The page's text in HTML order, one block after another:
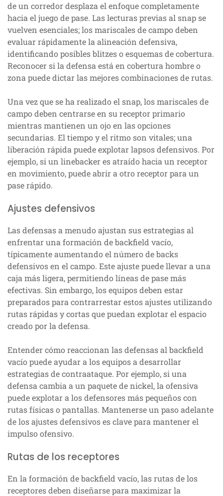
de un corredor desplaza el enfoque completamente
hacia el juego de pase. Las lecturas previas al snap se
vuelven esenciales; los mariscales de campo deben
evaluar rápidamente la alineación defensiva,
identificando posibles blitzes o esquemas de cobertura.
Reconocer si la defensa está en cobertura hombre o
zona puede dictar las mejores combinaciones de rutas.
Una vez que se ha realizado el snap, los mariscales de
campo deben centrarse en su receptor primario
mientras mantienen un ojo en las opciones
secundarias. El tiempo y el ritmo son vitales; una
liberación rápida puede explotar lapsos defensivos. Por
ejemplo, si un linebacker es atraído hacia un receptor
en movimiento, puede abrir a otro receptor para un
pase rápido.
Ajustes defensivos
Las defensas a menudo ajustan sus estrategias al
enfrentar una formación de backfield vacío,
típicamente aumentando el número de backs
defensivos en el campo. Este ajuste puede llevar a una
caja más ligera, permitiendo líneas de pase más
efectivas. Sin embargo, los equipos deben estar
preparados para contrarrestar estos ajustes utilizando
rutas rápidas y cortas que puedan explotar el espacio
creado por la defensa.
Entender cómo reaccionan las defensas al backfield
vacío puede ayudar a los equipos a desarrollar
estrategias de contraataque. Por ejemplo, si una
defensa cambia a un paquete de nickel, la ofensiva
puede explotar a los defensores más pequeños con
rutas físicas o pantallas. Mantenerse un paso adelante
de los ajustes defensivos es clave para mantener el
impulso ofensivo.
Rutas de los receptores
En la formación de backfield vacío, las rutas de los
receptores deben diseñarse para maximizar la